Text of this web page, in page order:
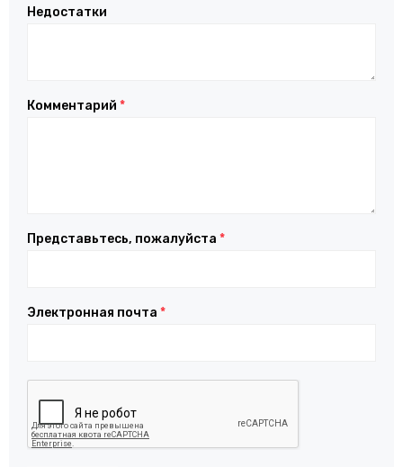
Недостатки
Комментарий *
Представьтесь, пожалуйста *
Электронная почта *